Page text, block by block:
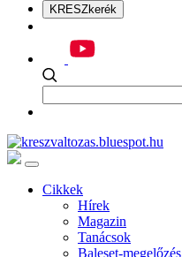
KRESZkerék
Cikkek
Hírek
Magazin
Tanácsok
Baleset-megelőzés